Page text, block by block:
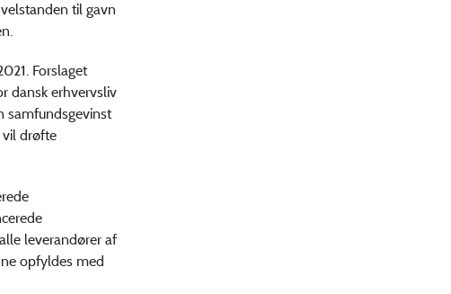
til gavn
Forslaget
dansk erhvervsliv
samfundsgevinst
vil drøfte
leverandører af
opfyldes med